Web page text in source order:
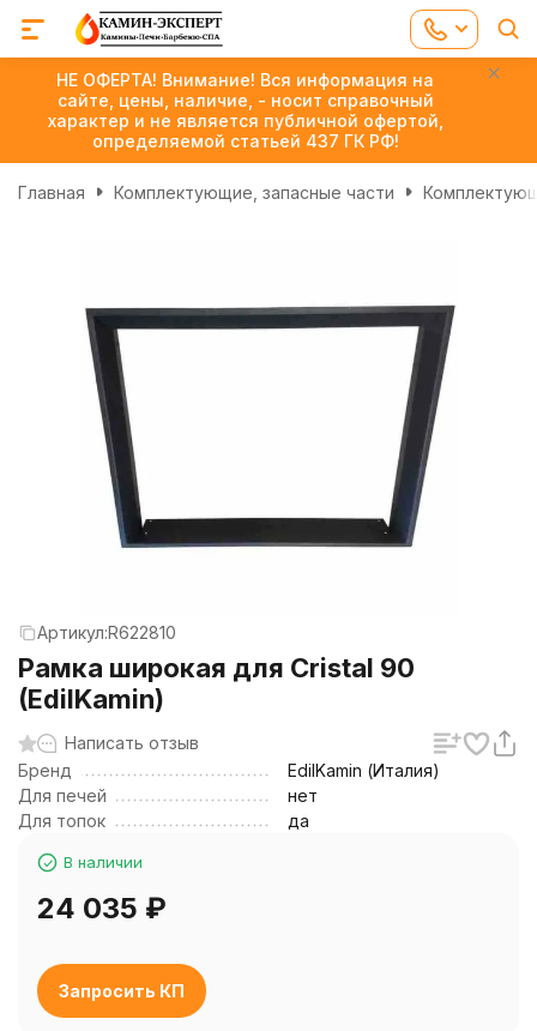
НЕ ОФЕРТА! Внимание! Вся информация на
сайте, цены, наличие, - носит справочный
характер и не является публичной офертой,
определяемой статьей 437 ГК РФ!
Главная Комплектующие, запасные части
Артикул:R622810
Рамка широкая для Cristal 90
(EdilKamin)
Написать отзыв
Бренд
EdilKamin (Италия)
Для печей
нет
Для топок
да
В наличии
24 035 ₽
Запросить КП